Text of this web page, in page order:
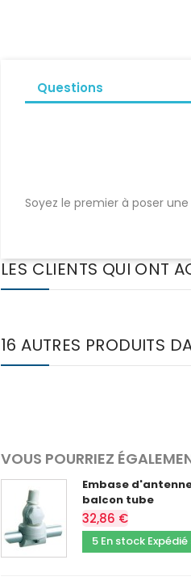
Questions
Soyez le premier à poser
LES CLIENTS QUI ONT
16 AUTRES PRODUITS
VOUS POURRIEZ
Embase
balcon tube
32,86 €
5 En stock